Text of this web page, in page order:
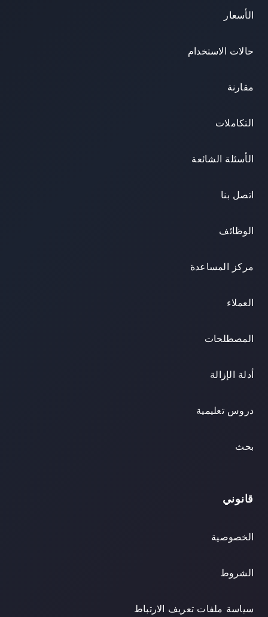
الأسعار
حالات الاستخدام
مقارنة
التكاملات
الأسئلة الشائعة
اتصل بنا
الوظائف
مركز المساعدة
العملاء
المصطلحات
أدلة الإزالة
دروس تعليمية
بحث
قانوني
الخصوصية
الشروط
سياسة ملفات تعريف الارتباط